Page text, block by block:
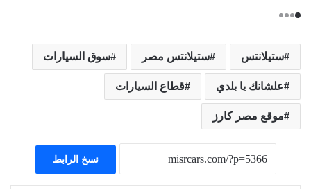
ستيلانتس ستيلانتس مصر سوق السيارات
علشانك يا بلدي قطاع السيارات
موقع مصر كارز
نسخ الرابط